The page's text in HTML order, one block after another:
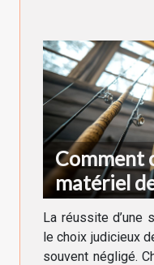
Comment
matériel
chaque
La réussite d’une
le choix judicieux
souvent négligé.